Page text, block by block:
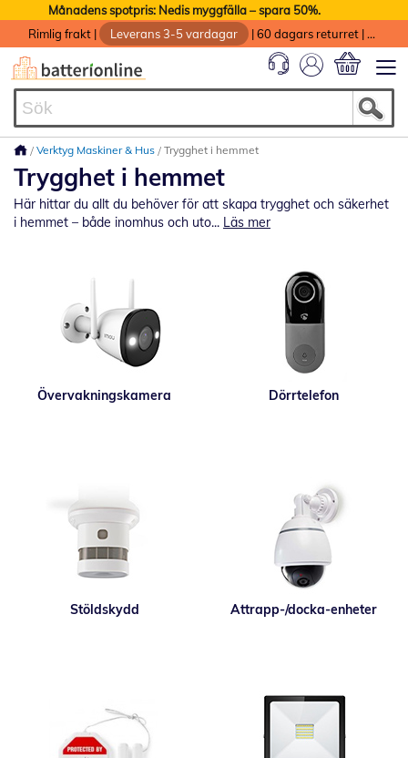
Månadens spotpris: Nedis myggfälla – spara 50%.
Rimlig frakt | Leverans 3-5 vardagar |60 dagars returret |
Verktyg Maskiner & Hus Trygghet i hemmet
Trygghet i hemmet
Här hittar du allt du behöver för att skapa trygghet och säkerhet
i hemmet – både inomhus och uto... Läs mer
Övervakningskamera Dörrtelefon
Stöldskydd Attrapp-/docka-enheter